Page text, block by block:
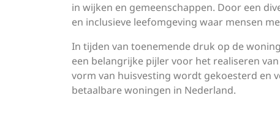
in wijken en gemeenschappen. Door een
en inclusieve leefomgeving waar mensen
In tijden van toenemende druk op de
een belangrijke pijler voor het realiseren
vorm van huisvesting wordt gekoesterd en
betaalbare woningen in Nederland.